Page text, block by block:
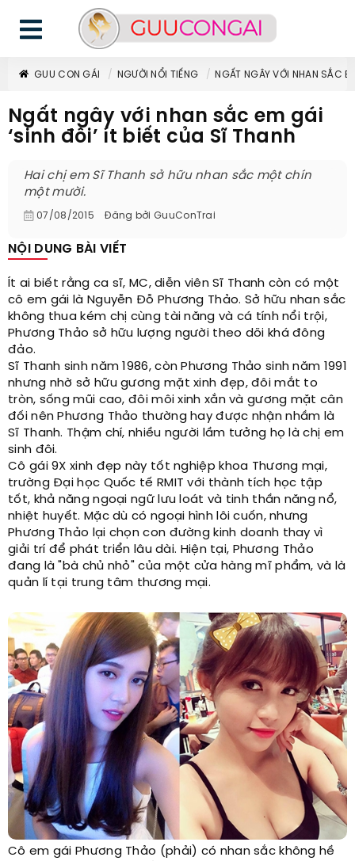
GUU CON GÁI NGƯỜI NỔI TIẾNG NGẤT NGÂY VỚI NHAN SẮC
Ngất ngây với nhan sắc em gái
‘sinh đôi’ ít biết của Sĩ Thanh
Hai chị em Sĩ Thanh sở hữu nhan sắc một chín
một mười.
07/08/2015 Đăng bởi GuuConTrai
NỘI DUNG BÀI VIẾT
Ít ai biết rằng ca sĩ, MC, diễn viên Sĩ Thanh còn có một
cô em gái là Nguyễn Đỗ Phương Thảo. Sở hữu nhan sắc
không thua kém chị cùng tài năng và cá tính nổi trội,
Phương Thảo sở hữu lượng người theo dõi khá đông
đảo.
Sĩ Thanh sinh năm 1986, còn Phương Thảo sinh năm 1991
nhưng nhờ sở hữu gương mặt xinh đẹp, đôi mắt to
tròn, sống mũi cao, đôi môi xinh xắn và gương mặt cân
đối nên Phương Thảo thường hay được nhận nhầm là
Sĩ Thanh. Thậm chí, nhiều người lầm tưởng họ là chị em
sinh đôi.
Cô gái 9X xinh đẹp này tốt nghiệp khoa Thương mại,
trường Đại học Quốc tế RMIT với thành tích học tập
tốt, khả năng ngoại ngữ lưu loát và tinh thần năng nổ,
nhiệt huyết. Mặc dù có ngoại hình lôi cuốn, nhưng
Phương Thảo lại chọn con đường kinh doanh thay vì
giải trí để phát triển lâu dài. Hiện tại, Phương Thảo
đang là "bà chủ nhỏ" của một cửa hàng mĩ phẩm, và là
quản lí tại trung tâm thương mại.
Cô em gái Phương Thảo (phải) có nhan sắc không hề